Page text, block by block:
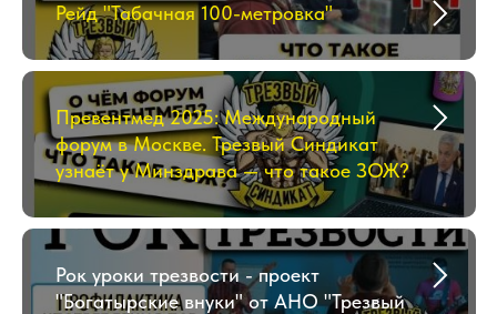
Рейд "Табачная 100-метровка"
Превентмед 2025: Международный
форум в Москве. Трезвый Синдикат
узнаёт у Минздрава — что такое ЗОЖ?
Рок уроки трезвости - проект
"Богатырские внуки" от АНО "Трезвый